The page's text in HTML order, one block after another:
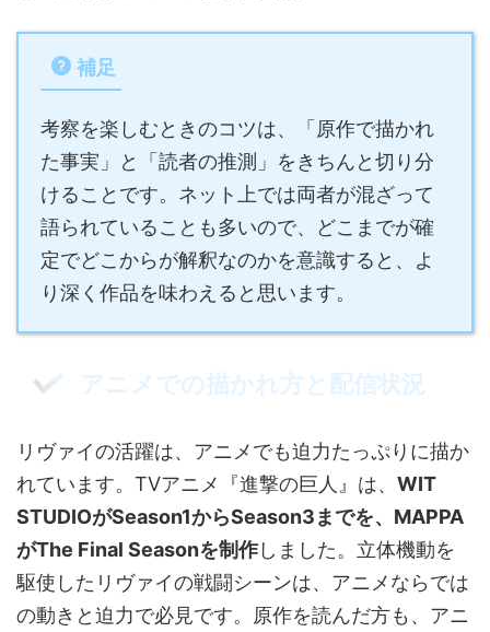
補足
考察を楽しむときのコツは、「原作で描かれ
た事実」と「読者の推測」をきちんと切り分
けることです。ネット上では両者が混ざって
語られていることも多いので、どこまでが確
定でどこからが解釈なのかを意識すると、よ
り深く作品を味わえると思います。
アニメでの描かれ方と配信状況
リヴァイの活躍は、アニメでも迫力たっぷりに描か
れています。TVアニメ『進撃の巨人』は、 WIT
STUDIOがSeason1からSeason3までを、MAPPA
がThe Final Seasonを制作しました。立体機動を
駆使したリヴァイの戦闘シーンは、アニメならでは
の動きと迫力で必見です。原作を読んだ方も、アニ